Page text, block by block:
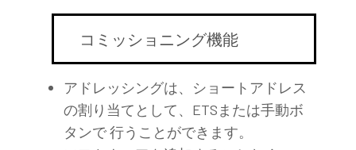
コミッショニング機能
アドレッシングは、ショートアドレス
の割り当てとして、ETSまたは手動ボ
タンで 行うことができます。